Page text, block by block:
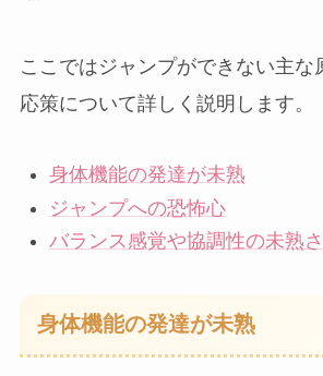
ここではジャンプができない主な
応策について詳しく説明します。
身体機能の発達が未熟
ジャンプへの恐怖心
バランス感覚や協調性の未熟さ
身体機能の発達が未熟